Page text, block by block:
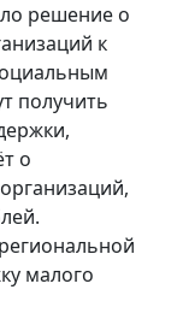
решение о
к
получить
о
малого